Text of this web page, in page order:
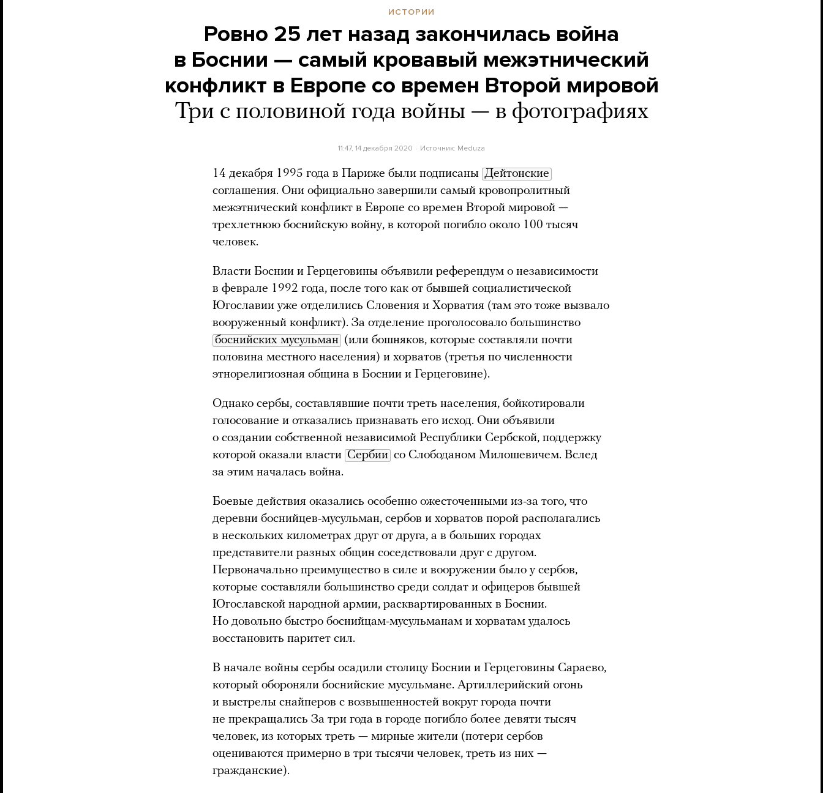
ИСТОРИИ
Ровно 25 лет назад закончилась война
в Боснии — самый кровавый межэтнический
конфликт в Европе со времен Второй мировой
Три с половиной года войны — в фотографиях
11:47, 14 декабря 2020 Источник: Meduza
14 декабря 1995 года в Париже были подписаны Дейтонские
соглашения. Они официально завершили самый кровопролитный
межэтнический конфликт в Европе со времен Второй мировой —
трехлетнюю боснийскую войну, в которой погибло около 100 тысяч
человек.
Власти Боснии и Герцеговины объявили референдум о независимости
в феврале 1992 года, после того как от бывшей социалистической
Югославии уже отделились Словения и Хорватия (там это тоже вызвало
вооруженный конфликт). За отделение проголосовало большинство
боснийских мусульман (или бошняков, которые составляли почти
половина местного населения) и хорватов (третья по численности
этнорелигиозная община в Боснии и Герцеговине).
Однако сербы, составлявшие почти треть населения, бойкотировали
голосование и отказались признавать его исход. Они объявили
о создании собственной независимой Республики Сербской, поддержку
которой оказали власти Сербии со Слободаном Милошевичем. Вслед
за этим началась война.
Боевые действия оказались особенно ожесточенными из-за того, что
деревни боснийцев-мусульман, сербов и хорватов порой располагались
в нескольких километрах друг от друга, а в больших городах
представители разных общин соседствовали друг с другом.
Первоначально преимущество в силе и вооружении было у сербов,
которые составляли большинство среди солдат и офицеров бывшей
Югославской народной армии, расквартированных в Боснии.
Но довольно быстро боснийцам-мусульманам и хорватам удалось
восстановить паритет сил.
В начале войны сербы осадили столицу Боснии и Герцеговины Сараево,
который обороняли боснийские мусульмане. Артиллерийский огонь
и выстрелы снайперов с возвышенностей вокруг города почти
не прекращались За три года в городе погибло более девяти тысяч
человек, из которых треть — мирные жители (потери сербов
оцениваются примерно в три тысячи человек, треть из них —
гражданские).